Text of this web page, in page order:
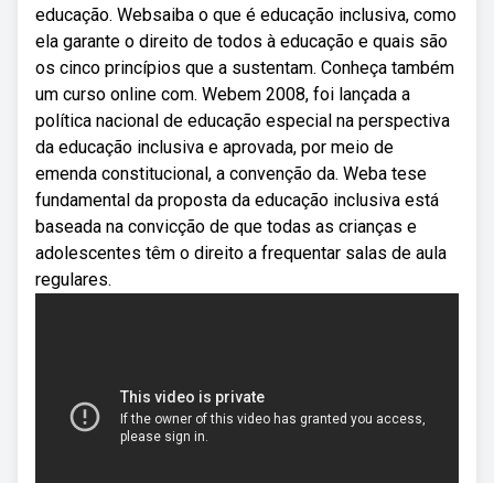
educação. Websaiba o que é educação inclusiva, como
ela garante o direito de todos à educação e quais são
os cinco princípios que a sustentam. Conheça também
um curso online com. Webem 2008, foi lançada a
política nacional de educação especial na perspectiva
da educação inclusiva e aprovada, por meio de
emenda constitucional, a convenção da. Weba tese
fundamental da proposta da educação inclusiva está
baseada na convicção de que todas as crianças e
adolescentes têm o direito a frequentar salas de aula
regulares.